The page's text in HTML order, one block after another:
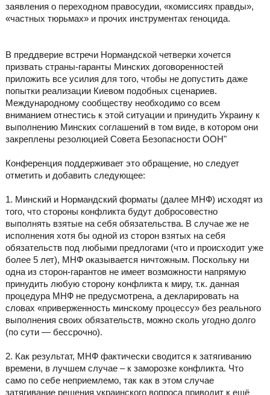
заявления о переходном правосудии, «комиссиях правды»,
«частных тюрьмах» и прочих инструментах геноцида.
В преддверие встречи Нормандской четверки хочется
призвать страны-гаранты Минских договоренностей
приложить все усилия для того, чтобы не допустить даже
попытки реализации Киевом подобных сценариев.
Международному сообществу необходимо со всем
вниманием отнестись к этой ситуации и принудить Украину к
выполнению Минских соглашений в том виде, в котором они
закреплены резолюцией Совета Безопасности ООН"
Конференция поддерживает это обращение, но следует
отметить и добавить следующее:
1. Минский и Нормандский форматы (далее МНФ) исходят из
того, что стороны конфликта будут добросовестно
выполнять взятые на себя обязательства. В случае же не
исполнения хотя бы одной из сторон взятых на себя
обязательств под любыми предлогами (что и происходит уже
более 5 лет), МНФ оказывается ничтожным. Поскольку ни
одна из сторон-гарантов не имеет возможности напрямую
принудить любую сторону конфликта к миру, т.к. данная
процедура МНФ не предусмотрена, а декларировать на
словах «приверженность минскому процессу» без реального
выполнения своих обязательств, можно сколь угодно долго
(по сути — бессрочно).
2. Как результат, МНФ фактически сводится к затягиванию
времени, в лучшем случае – к заморозке конфликта. Что
само по себе неприемлемо, так как в этом случае
затягивание решения украинского вопроса приводит к ещё